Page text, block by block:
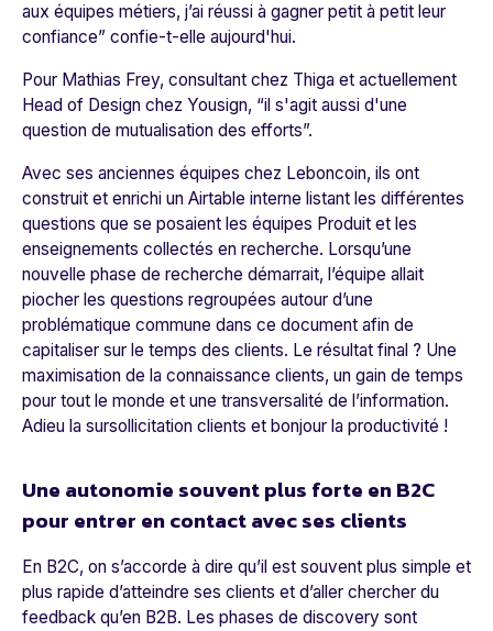
aux équipes métiers, j’ai réussi à gagner petit à petit leur
confiance” confie-t-elle aujourd'hui.
Pour Mathias Frey, consultant chez Thiga et actuellement
Head of Design chez Yousign, “il s'agit aussi d'une
question de mutualisation des efforts”.
Avec ses anciennes équipes chez Leboncoin, ils ont
construit et enrichi un Airtable interne listant les différentes
questions que se posaient les équipes Produit et les
enseignements collectés en recherche. Lorsqu’une
nouvelle phase de recherche démarrait, l’équipe allait
piocher les questions regroupées autour d’une
problématique commune dans ce document afin de
capitaliser sur le temps des clients. Le résultat final ? Une
maximisation de la connaissance clients, un gain de temps
pour tout le monde et une transversalité de l’information.
Adieu la sursollicitation clients et bonjour la productivité !
Une autonomie souvent plus forte en B2C
pour entrer en contact avec ses clients
En B2C, on s’accorde à dire qu’il est souvent plus simple et
plus rapide d’atteindre ses clients et d’aller chercher du
feedback qu’en B2B. Les phases de discovery sont